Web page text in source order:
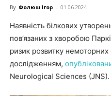
By Фолюш Ігор - 01.06.2024
Наявність білкових
пов’язаних з хворобою
ризик розвитку немоторних
дослідженням,
Neurological Sciences (JNS).